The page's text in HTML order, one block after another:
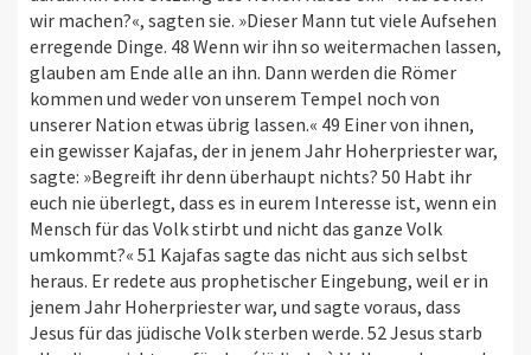
wir machen?«, sagten sie. »Dieser Mann tut viele Aufsehen
erregende Dinge. 48 Wenn wir ihn so weitermachen lassen,
glauben am Ende alle an ihn. Dann werden die Römer
kommen und weder von unserem Tempel noch von
unserer Nation etwas übrig lassen.« 49 Einer von ihnen,
ein gewisser Kajafas, der in jenem Jahr Hoherpriester war,
sagte: »Begreift ihr denn überhaupt nichts? 50 Habt ihr
euch nie überlegt, dass es in eurem Interesse ist, wenn ein
Mensch für das Volk stirbt und nicht das ganze Volk
umkommt?« 51 Kajafas sagte das nicht aus sich selbst
heraus. Er redete aus prophetischer Eingebung, weil er in
jenem Jahr Hoherpriester war, und sagte voraus, dass
Jesus für das jüdische Volk sterben werde. 52 Jesus starb